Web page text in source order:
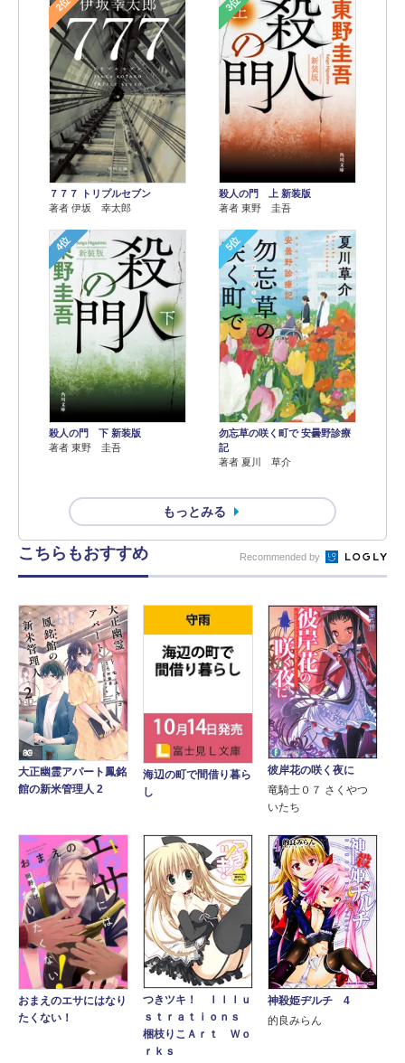
2位
７７７ トリプルセブン
著者 伊坂 幸太郎
3位
殺人の門 上 新装版
著者 東野 圭吾
4位
殺人の門 下 新装版
著者 東野 圭吾
5位
勿忘草の咲く町で 安曇野診療
記
著者 夏川 草介
もっとみる
こちらもおすすめ Recommended by
大正幽霊アパート鳳銘
館の新米管理人 2
海辺の町で間借り暮ら
し
彼岸花の咲く夜に
竜騎士０７ さくやつ
いたち
おまえのエサにはなり
たくない！
つきツキ！ Ｉｌｌｕ
ｓｔｒａｔｉｏｎｓ
梱枝りこＡｒｔ Ｗｏ
ｒｋｓ
神殺姫ヂルチ 4
的良みらん